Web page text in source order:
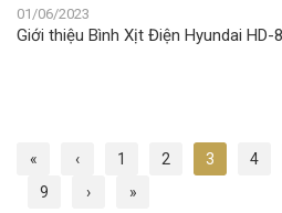
01/06/2023
Giới thiệu Bình Xịt Điện Hyundai HD-
« ‹ 1 2 3 4
9
› »